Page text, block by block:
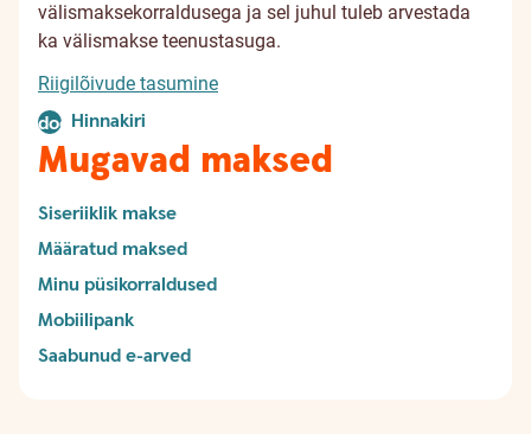
välismaksekorraldusega ja sel juhul tuleb arvestada
ka välismakse teenustasuga.
Riigilõivude tasumine
document
Hinnakiri
Mugavad maksed
Siseriiklik makse
Määratud maksed
Minu püsikorraldused
Mobiilipank
Saabunud e-arved